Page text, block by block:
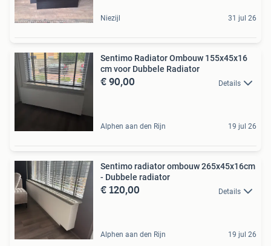
Niezijl 31 jul 26
Sentimo Radiator Ombouw 155x45x16
cm voor Dubbele Radiator
€ 90,00 Details
Alphen aan den Rijn 19 jul 26
Sentimo radiator ombouw 265x45x16cm
- Dubbele radiator
€ 120,00 Details
Alphen aan den Rijn 19 jul 26